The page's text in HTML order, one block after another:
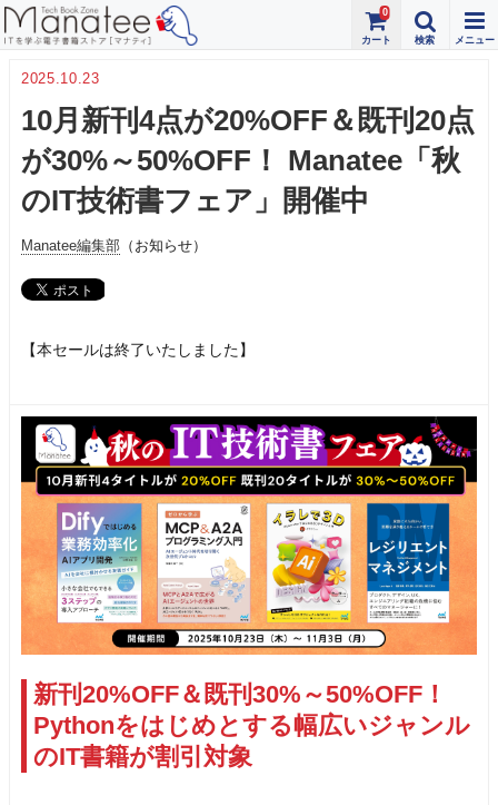
0
2025.10.23
10月新刊4点が20%OFF＆既刊20点
が30%～50%OFF！ Manatee「秋
のIT技術書フェア」開催中
Manatee編集部 （お知らせ）
【本セールは終了いたしました】
新刊20%OFF＆既刊30%～50%OFF！
Pythonをはじめとする幅広いジャンル
のIT書籍が割引対象